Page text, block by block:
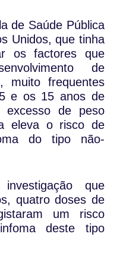
de Saúde Pública
Unidos, que tinha
os factores que
de
muito frequentes
e os 15 anos de
excesso de peso
eleva o risco de
do tipo não-
que
quatro doses de
um risco
deste tipo